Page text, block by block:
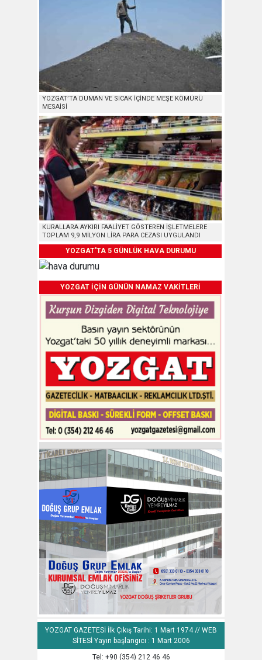
YOZGAT’TA DUMAN VE SICAK İÇİNDE MEŞE KÖMÜRÜ
MESAİSİ
KURALLARA AYKIRI FAALİYET GÖSTEREN İŞLETMELERE
TOPLAM 9,9 MİLYON LİRA PARA CEZASI UYGULANDI
YOZGAT'TA 5 GÜNLÜK HAVA DURUMU
YOZGAT İÇİN GÜNÜN NAMAZ VAKİTLERİ
YOZGAT GAZETESİ İlk Çıkış Tarihi: 1 Mart 1974 // WEB
SİTESİ Yayın başlangıcı : 1 Mart 2006
Tel: +90 (354) 212 46 46